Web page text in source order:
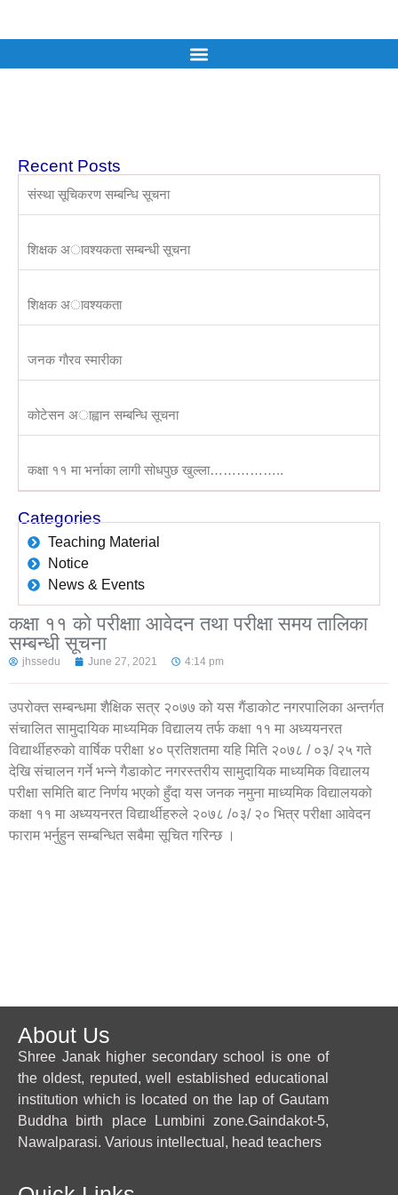
Recent Posts
संस्था सूचिकरण सम्बन्धि सूचना
शिक्षक अावश्यकता सम्बन्धी सूचना
शिक्षक अावश्यकता
जनक गाैरव स्मारीका
कोटेसन अाह्वान सम्बन्धि सूचना
कक्षा ११ मा भर्नाका लागी सोधपुछ खुल्ला……………..
Categories
Teaching Material
Notice
News & Events
कक्षा ११ काे परीक्षाा आवेदन तथा परीक्षा समय तालिका
सम्बन्धी सूचना
jhssedu June 27, 2021 4:14 pm
उपरोक्त सम्बन्धमा शैक्षिक सत्र २०७७ को यस गैंडाकोट नगरपालिका अन्तर्गत
संचालित सामुदायिक माध्यमिक विद्यालय तर्फ कक्षा ११ मा अध्ययनरत
विद्यार्थीहरुको वार्षिक परीक्षा ४० प्रतिशतमा यहि मिति २०७८ / ०३/ २५ गते
देखि संचालन गर्ने भन्ने गैडाकोट नगरस्तरीय सामुदायिक माध्यमिक विद्यालय
परीक्षा समिति बाट निर्णय भएको हुँदा यस जनक नमुना माध्यमिक विद्यालयको
कक्षा ११ मा अध्ययनरत विद्यार्थीहरुले २०७८ /०३/ २० भित्र परीक्षा आवेदन
फाराम भर्नुहुन सम्बन्धित सबैमा सूचित गरिन्छ ।
About Us
Shree Janak higher secondary school is one of
the oldest, reputed, well established educational
institution which is located on the lap of Gautam
Buddha birth place Lumbini zone.Gaindakot-5,
Nawalparasi. Various intellectual, head teachers